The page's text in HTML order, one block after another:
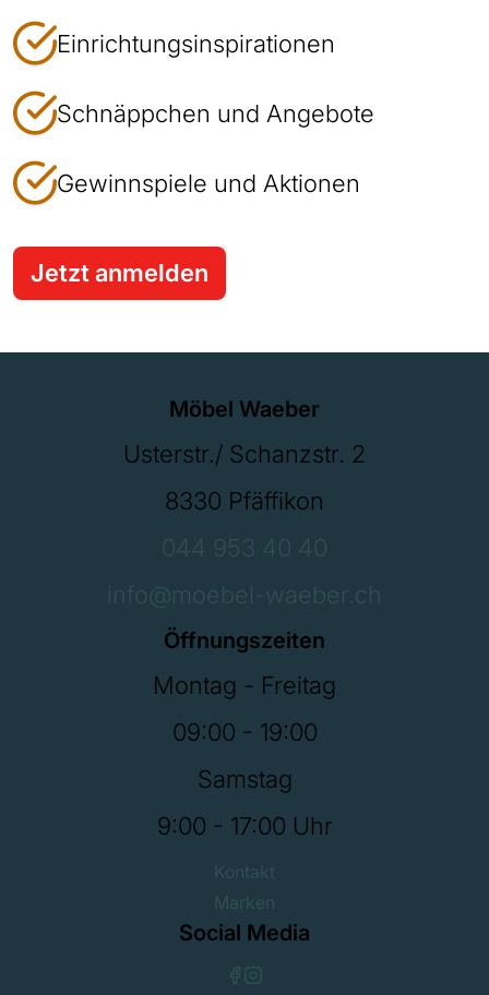
Einrichtungsinspirationen
Schnäppchen und Angebote
Gewinnspiele und Aktionen
Jetzt anmelden
Möbel Waeber
Usterstr./ Schanzstr. 2
8330 Pfäffikon
044 953 40 40
info@moebel-waeber.ch
Öffnungszeiten
Montag - Freitag
09:00 - 19:00
Samstag
9:00 - 17:00 Uhr
Kontakt
Marken
Social Media